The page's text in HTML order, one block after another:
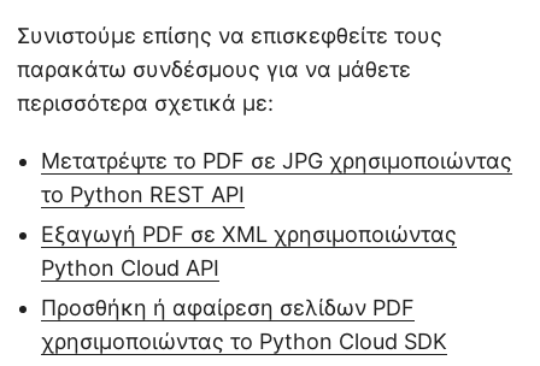
Συνιστούμε επίσης να επισκεφθείτε τους
παρακάτω συνδέσμους για να μάθετε
περισσότερα σχετικά με:
Μετατρέψτε το PDF σε JPG χρησιμοποιώντας
το Python REST API
Εξαγωγή PDF σε XML χρησιμοποιώντας
Python Cloud API
Προσθήκη ή αφαίρεση σελίδων PDF
χρησιμοποιώντας το Python Cloud SDK